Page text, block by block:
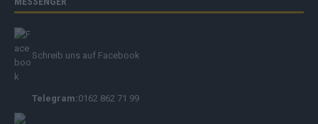
Schreib uns auf Facebook
Telegram:0162 862 71 99